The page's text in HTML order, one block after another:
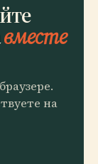
вместе
на